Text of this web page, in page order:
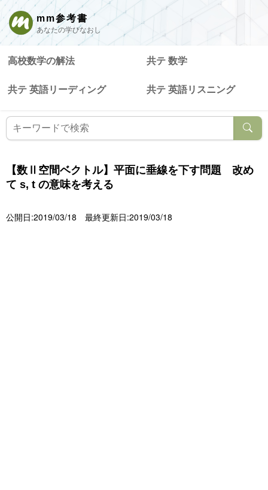
mm参考書
あなたの学びなおし
高校数学の解法 共テ 数学
共テ 英語リーディング 共テ 英語リスニング
【数Ⅱ空間ベクトル】平面に垂線を下す問題 改め
て s, t の意味を考える
公開日:2019/03/18 最終更新日:2019/03/18